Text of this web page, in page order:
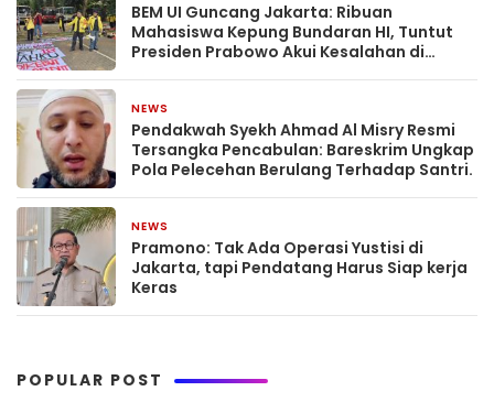
BEM UI Guncang Jakarta: Ribuan
Mahasiswa Kepung Bundaran HI, Tuntut
Presiden Prabowo Akui Kesalahan di
NEWS
Pendakwah Syekh Ahmad Al Misry Resmi
Tersangka Pencabulan: Bareskrim Ungkap
Pola Pelecehan Berulang Terhadap Santri.
NEWS
Pramono: Tak Ada Operasi Yustisi di
Jakarta, tapi Pendatang Harus Siap kerja
Keras
POPULAR POST